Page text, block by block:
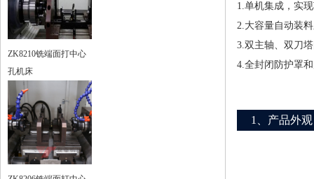
ZK8210铣端面打中心
孔机床
1.单机集成，实
2.大容量自动装
3.双主轴、双刀
4.全封闭防护罩
1、产品外观